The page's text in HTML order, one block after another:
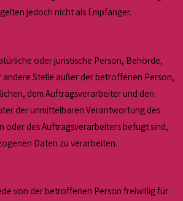
jedoch nicht als Empfänger.
oder juristische Person, Behörde,
andere Stelle außer der betroffenen Person,
dem Auftragsverarbeiter und den
der unmittelbaren Verantwortung des
oder des Auftragsverarbeiters befugt sind,
Daten zu verarbeiten.
von der betroffenen Person freiwillig für